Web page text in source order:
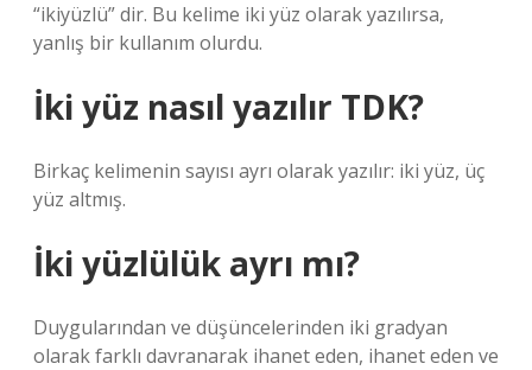
“ikiyüzlü” dir. Bu kelime iki yüz olarak yazılırsa,
yanlış bir kullanım olurdu.
İki yüz nasıl yazılır TDK?
Birkaç kelimenin sayısı ayrı olarak yazılır: iki yüz, üç
yüz altmış.
İki yüzlülük ayrı mı?
Duygularından ve düşüncelerinden iki gradyan
olarak farklı davranarak ihanet eden, ihanet eden ve